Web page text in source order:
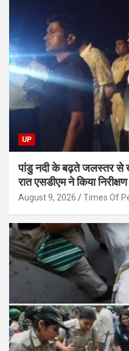
UP
पांडु नदी के बढ़ते जलस्तर से
रात एसडीएम ने किया निरीक्षण
August 9, 2026 Times Of